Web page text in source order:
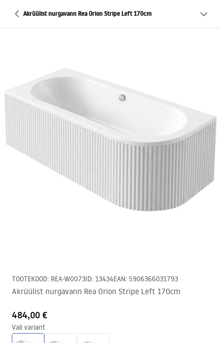
Akrüülist nurgavann Rea Orion Stripe Left 170cm
TOOTEKOOD: REA-W0073ID: 13434EAN: 5906366031793
Akrüülist nurgavann Rea Orion Stripe Left 170cm
484,00 €
Vali variant